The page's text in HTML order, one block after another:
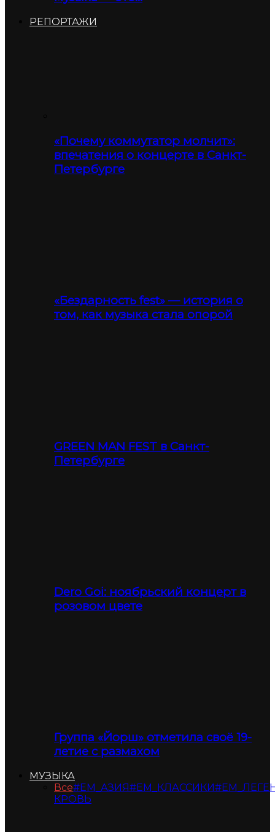
РЕПОРТАЖИ
«Почему коммутатор молчит»:
впечатения о концерте в Санкт-
Петербурге
«Бездарность fest» — история о
том, как музыка стала опорой
GREEN MAN FEST в Санкт-
Петербурге
Dero Goi: ноябрьский концерт в
розовом цвете
Группа «Йорш» отметила своё 19-
летие с размахом
МУЗЫКА
Все#ЕМ_АЗИЯ#ЕМ_КЛАССИКИ
КРОВЬ